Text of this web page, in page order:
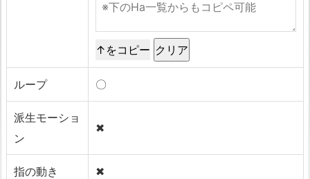
↑をコピー
ループ 〇
派生モーショ
ン
✖
指の動き ✖